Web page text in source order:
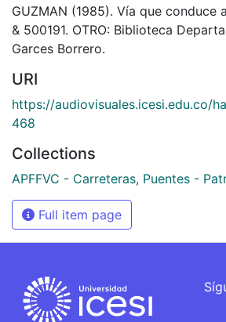
GUZMAN (1985). Vía que conduce
& 500191. OTRO: Biblioteca
Garces Borrero.
URI
https://audiovisuales.icesi.edu.co/
468
Collections
APFFVC - Carreteras, Puentes -
Full item page